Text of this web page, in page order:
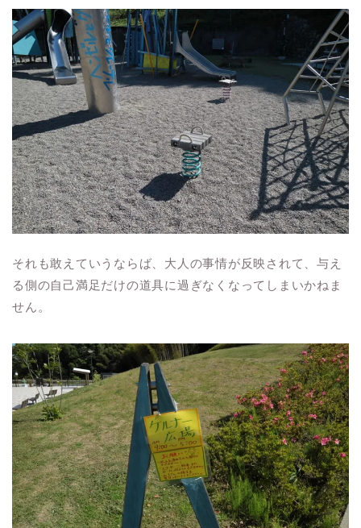
それも敢えていうならば、大人の事情が反映されて、与え
る側の自己満足だけの道具に過ぎなくなってしまいかねま
せん。